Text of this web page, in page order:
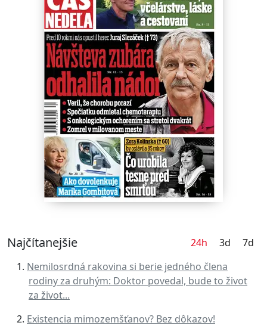
Najčítanejšie 24h 3d
7d
Nemilosrdná rakovina si berie jedného člena
rodiny za druhým: Doktor povedal, bude to život
za život...
Existencia mimozemšťanov? Bez dôkazov!